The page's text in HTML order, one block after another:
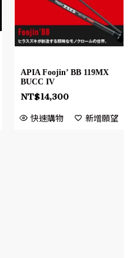
APIA Foojin’ BB 119MX
BUCC IV
NT$14,300
快速購物 新增願望